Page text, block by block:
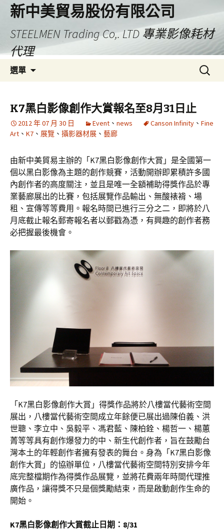
新中美貿易股份有限公司
STEELMEN Trading Co,. LTD 專業影像耗材
代理
選單
要
內
容
搜
K7黑白影像創作大賞報名至8月31日止
2012 年 07 月 30 日 Event 、 news Canson Infinity 、 Fine
Art 、 K7 、 展覽 、 攝影器材展 、 藝廊
由新中美貿易主辦的「K7黑白影像創作大賞」是全國第一
個以黑白影像為主題的創作競賽，活動開辦即累積許多國
內創作者的高度關注，並且是唯一全額補助得獎作品於專
業藝廊展出的比賽，包括展覽作品輸出、無酸裱褙、場
租、宣傳等等費用。報名時間已進行三分之二，即將於八
月底截止報名郵寄報名者以郵戳為憑，有興趣的創作者務
必把握最後機會。
「K7黑白影像創作大賞」得獎作品將於八樓當代藝術空間
展出，八樓當代藝術空間成立年餘便已展出過陳伯義、洪
世聰、李立中、吳毅平、馮君藍、陳柏銓、楊哲一、楊蕙
菁等等具有創作爆發力的中、新生代創作者，旨在鼓勵台
灣本土的年輕創作者擁有發表的舞台。身為「K7黑白影像
創作大賞」的協辦單位，八樓當代藝術空間特別安排今年
底完整檔期作為得獎作品展覽，並將花費兩年時間代理推
廣作品，讓得獎不只是個獎勵結束，而是啟動創作生命的
開始。
K7黑白影像創作大賞截止日期：8/31